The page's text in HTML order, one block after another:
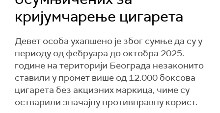
кријумчарење цигарета
Девет особа ухапшено је због сумње да су у
периоду од фебруара до октобра 2025.
године на територији Београда незаконито
ставили у промет више од 12.000 боксова
цигарета без акцизних маркица, чиме су
остварили значајну противправну корист.